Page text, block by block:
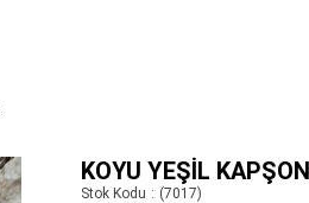
KOYU YEŞIL
Stok Kodu (7017)